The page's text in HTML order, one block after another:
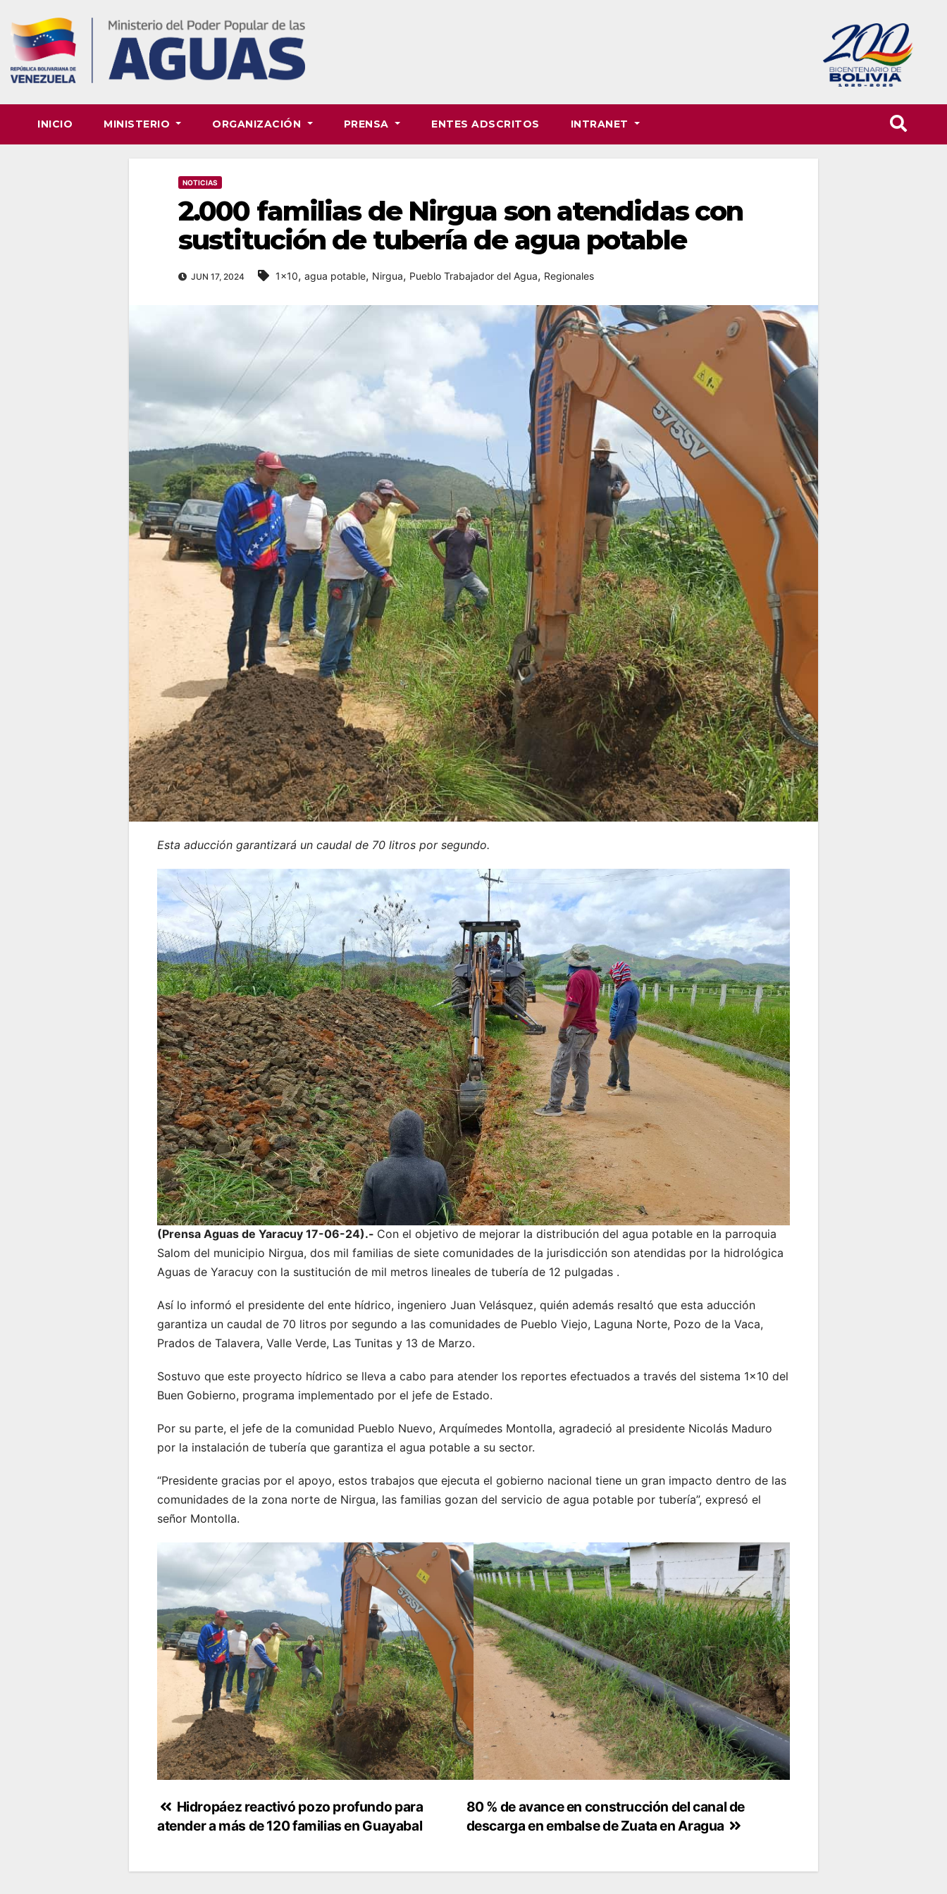
content
INICIO MINISTERIO ORGANIZACIÓN PRENSA ENTES ADSCRITOS INTRANET
NOTICIAS
2.000 familias de Nirgua son atendidas con
sustitución de tubería de agua potable
JUN 17, 2024 1x10, agua potable, Nirgua, Pueblo Trabajador del Agua, Regionales
Esta aducción garantizará un caudal de 70 litros por segundo.
(Prensa Aguas de Yaracuy 17-06-24).- Con el objetivo de mejorar la distribución del agua potable en la parroquia
Salom del municipio Nirgua, dos mil familias de siete comunidades de la jurisdicción son atendidas por la hidrológica
Aguas de Yaracuy con la sustitución de mil metros lineales de tubería de 12 pulgadas .
Así lo informó el presidente del ente hídrico, ingeniero Juan Velásquez, quién además resaltó que esta aducción
garantiza un caudal de 70 litros por segundo a las comunidades de Pueblo Viejo, Laguna Norte, Pozo de la Vaca,
Prados de Talavera, Valle Verde, Las Tunitas y 13 de Marzo.
Sostuvo que este proyecto hídrico se lleva a cabo para atender los reportes efectuados a través del sistema 1×10 del
Buen Gobierno, programa implementado por el jefe de Estado.
Por su parte, el jefe de la comunidad Pueblo Nuevo, Arquímedes Montolla, agradeció al presidente Nicolás Maduro
por la instalación de tubería que garantiza el agua potable a su sector.
“Presidente gracias por el apoyo, estos trabajos que ejecuta el gobierno nacional tiene un gran impacto dentro de las
comunidades de la zona norte de Nirgua, las familias gozan del servicio de agua potable por tubería”, expresó el
señor Montolla.
Navegación
de
entradas
80 % de avance en construcción del canal de
descarga en embalse de Zuata en Aragua
Hidropáez reactivó pozo profundo para
atender a más de 120 familias en Guayabal